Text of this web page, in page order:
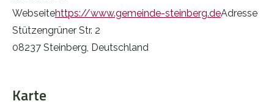
Webseitehttps://www.gemeinde-steinberg.deAdresse
Stützengrüner Str. 2
08237 Steinberg, Deutschland
Karte